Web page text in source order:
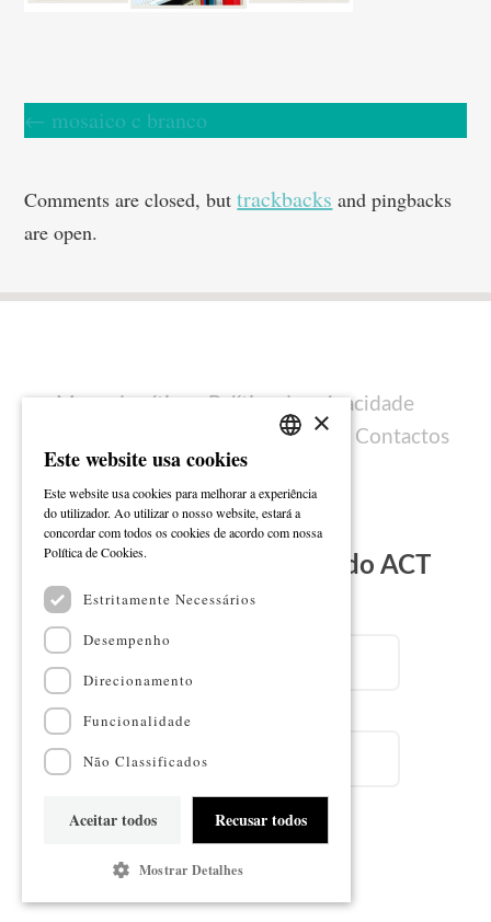
← mosaico c branco
Comments are closed, buttrackbacks and pingbacks
are open.
Mapa do sítio
Política de privacidade
Ficha técnica Contactos
Subscreva a Newsletter do ACT
Subscrever
Mapa do sítio
ENGLISH
×
Este website usa cookies
Este website usa cookies para melhorar a experiência
do utilizador. Ao utilizar o nosso website, estará a
concordar com todos os cookies de acordo com nossa
Política de Cookies.
Estritamente Necessários
Desempenho
Direcionamento
Funcionalidade
Não Classificados
Aceitar todos Recusar todos
Mostrar Detalhes